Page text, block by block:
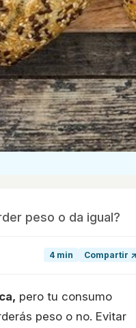
peso o da igual?
4 min Compartir ↗
pero tu consumo
peso o no. Evitar